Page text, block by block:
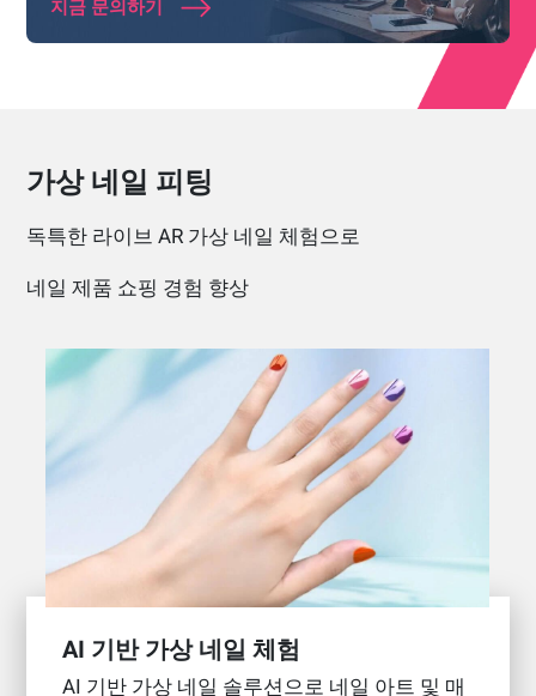
지금 문의하기
가상 네일 피팅
독특한 라이브 AR 가상 네일 체험으로
네일 제품 쇼핑 경험 향상
AI 기반 가상 네일 체험
AI 기반 가상 네일 솔루션으로 네일 아트 및 매